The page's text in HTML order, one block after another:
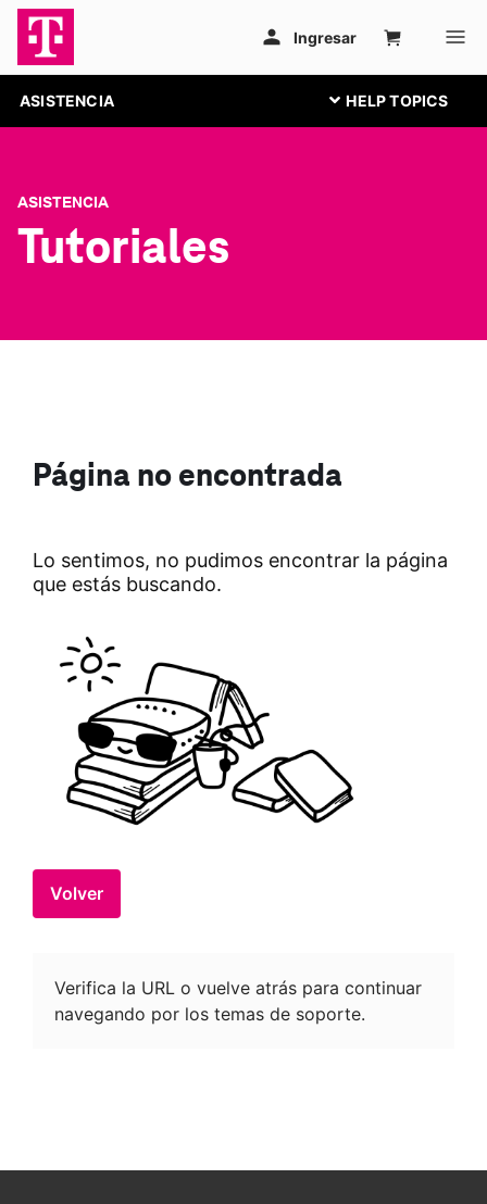
ASISTENCIA
ASISTENCIA
Tutoriales